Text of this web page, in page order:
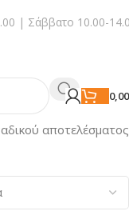
| Σάββατο 10.00-
αποτελέσματος